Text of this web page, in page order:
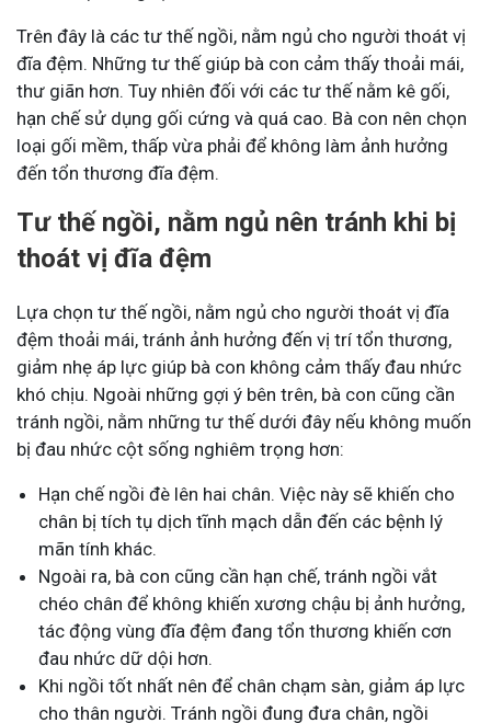
Trên đây là các tư thế ngồi, nằm ngủ cho người thoát vị
đĩa đệm. Những tư thế giúp bà con cảm thấy thoải mái,
thư giãn hơn. Tuy nhiên đối với các tư thế nằm kê gối,
hạn chế sử dụng gối cứng và quá cao. Bà con nên chọn
loại gối mềm, thấp vừa phải để không làm ảnh hưởng
đến tổn thương đĩa đệm.
Tư thế ngồi, nằm ngủ nên tránh khi bị
thoát vị đĩa đệm
Lựa chọn tư thế ngồi, nằm ngủ cho người thoát vị đĩa
đệm thoải mái, tránh ảnh hưởng đến vị trí tổn thương,
giảm nhẹ áp lực giúp bà con không cảm thấy đau nhức
khó chịu. Ngoài những gợi ý bên trên, bà con cũng cần
tránh ngồi, nằm những tư thế dưới đây nếu không muốn
bị đau nhức cột sống nghiêm trọng hơn:
Hạn chế ngồi đè lên hai chân. Việc này sẽ khiến cho
chân bị tích tụ dịch tĩnh mạch dẫn đến các bệnh lý
mãn tính khác.
Ngoài ra, bà con cũng cần hạn chế, tránh ngồi vắt
chéo chân để không khiến xương chậu bị ảnh hưởng,
tác động vùng đĩa đệm đang tổn thương khiến cơn
đau nhức dữ dội hơn.
Khi ngồi tốt nhất nên để chân chạm sàn, giảm áp lực
cho thân người. Tránh ngồi đung đưa chân, ngồi